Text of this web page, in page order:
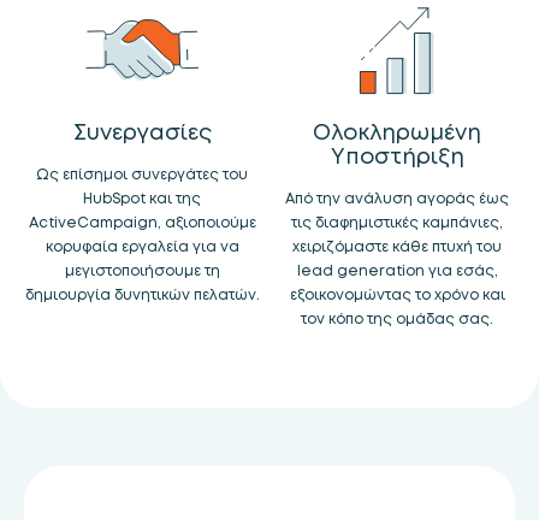
Συνεργασίες
Ως επίσημοι συνεργάτες του
HubSpot και της
ActiveCampaign, αξιοποιούμε
κορυφαία εργαλεία για να
μεγιστοποιήσουμε τη
δημιουργία δυνητικών πελατών.
Ολοκληρωμένη
Υποστήριξη
Από την ανάλυση αγοράς έως
τις διαφημιστικές καμπάνιες,
χειριζόμαστε κάθε πτυχή του
lead generation για εσάς,
εξοικονομώντας το χρόνο και
τον κόπο της ομάδας σας.